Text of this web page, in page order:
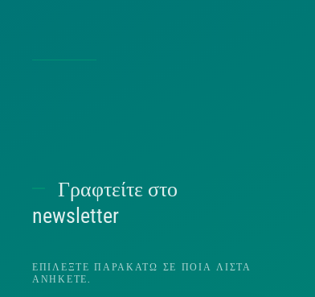
Γραφτείτε στο
newsletter
ΕΠΙΛΈΞΤΕ ΠΑΡΑΚΆΤΩ ΣΕ ΠΟΙΑ ΛΊΣΤΑ
ΑΝΉΚΕΤΕ.